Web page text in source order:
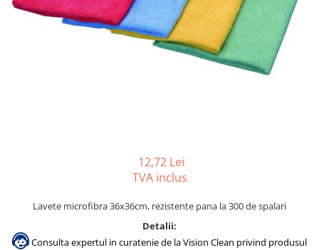
Gama de cosmetice hoteliere
Salvatore Ferragamo
Gama de cosmetice hoteliere Sense
12,72 Lei
TVA inclus
Lavete microfibra 36x36cm, rezistente pana la 300 de spalari
Detalii:
Consulta expertul in curatenie de la Vision Clean privind produsul